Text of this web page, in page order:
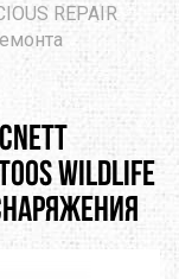
REPAIR
Wildlife